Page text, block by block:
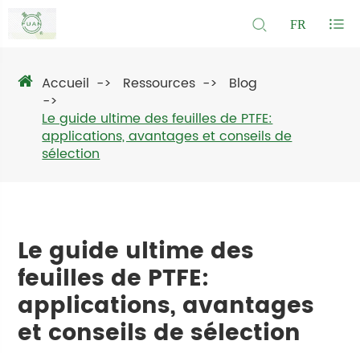
FR
Accueil Ressources
Blog
Le guide ultime des feuilles de PTFE:
applications, avantages et conseils de
sélection
Le guide ultime des
feuilles de PTFE:
applications, avantages
et conseils de sélection